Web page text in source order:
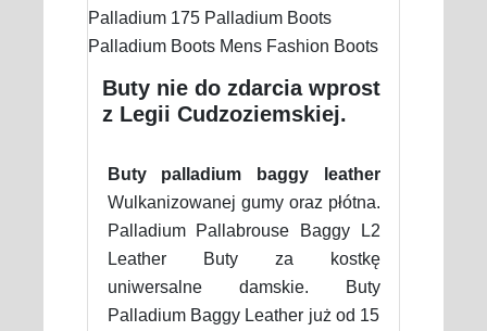
Buty nie do zdarcia wprost
z Legii Cudzoziemskiej.
Buty palladium baggy leather
Wulkanizowanej gumy oraz płótna.
Palladium Pallabrouse Baggy L2
Leather Buty za kostkę
uniwersalne damskie. Buty
Palladium Baggy Leather już od 15